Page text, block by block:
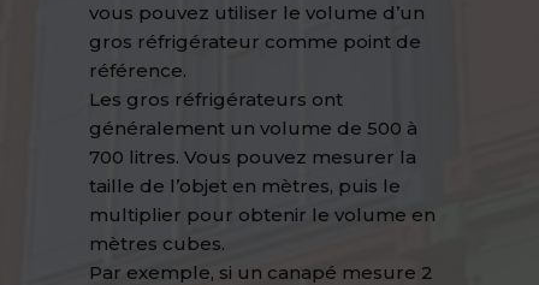
vous pouvez utiliser le volume d’un
gros réfrigérateur comme point de
référence.
Les gros réfrigérateurs ont
généralement un volume de 500 à
700 litres. Vous pouvez mesurer la
taille de l’objet en mètres, puis le
multiplier pour obtenir le volume en
mètres cubes.
Par exemple, si un canapé mesure 2